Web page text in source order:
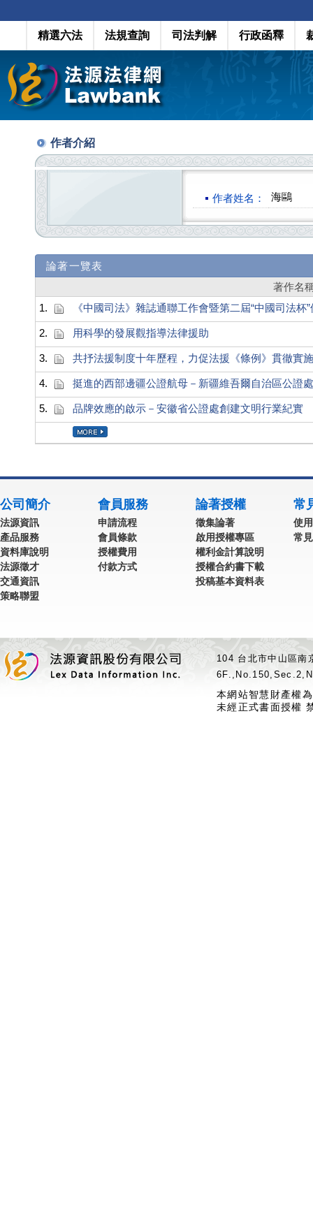
精選六法 法規查詢 司法判解 行政函釋
作者介紹
作者姓名： 海鷗
論著一覽表
著作名
1.
《中國司法》雜誌通聯工作會暨第二屆“中國司法
2. 用科學的發展觀指導法律援助
3. 共抒法援制度十年歷程，力促法援《條例》貫徹實施
4. 挺進的西部邊疆公證航母－新疆維吾爾自治區公證
5. 品牌效應的啟示－安徽省公證處創建文明行業紀實
公司簡介
法源資訊
產品服務
資料庫說明
法源徵才
交通資訊
策略聯盟
會員服務
申請流程
會員條款
授權費用
付款方式
論著授權
徵集論著
啟用授權專區
權利金計算說明
授權合約書下載
投稿基本資料表
常
使
常
104 台北市中山區
本網站智慧財產權
未經正式書面授權